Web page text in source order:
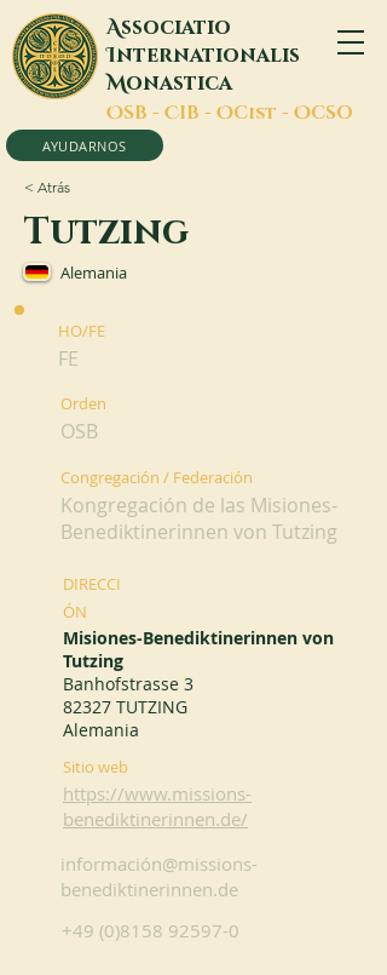
Associatio
Internationalis
Monastica
OSB - CIB - OCist - OCSO
AYUDARNOS
< Atrás
Tutzing
Alemania
HO/FE
FE
Orden
OSB
Congregación / Federación
Kongregación de las Misiones-
Benediktinerinnen von Tutzing
DIRECCI
ÓN
Misiones-Benediktinerinnen von
Tutzing
Banhofstrasse 3
82327 TUTZING
Alemania
Sitio web
https://www.missions-
benediktinerinnen.de/
información@missions-
benediktinerinnen.de
+49 (0)8158 92597-0